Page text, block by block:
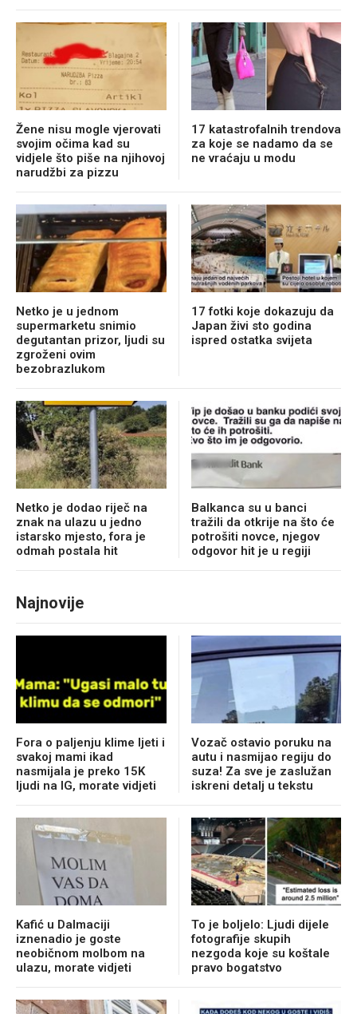
Žene nisu mogle vjerovati
svojim očima kad su
vidjele što piše na njihovoj
narudžbi za pizzu
17 katastrofalnih trendova
za koje se nadamo da se
ne vraćaju u modu
Netko je u jednom
supermarketu snimio
degutantan prizor, ljudi su
zgroženi ovim
bezobrazlukom
17 fotki koje dokazuju da
Japan živi sto godina
ispred ostatka svijeta
Netko je dodao riječ na
znak na ulazu u jedno
istarsko mjesto, fora je
odmah postala hit
Balkanca su u banci
tražili da otkrije na što će
potrošiti novce, njegov
odgovor hit je u regiji
Najnovije
Fora o paljenju klime ljeti i
svakoj mami ikad
nasmijala je preko 15K
ljudi na IG, morate vidjeti
Vozač ostavio poruku na
autu i nasmijao regiju do
suza! Za sve je zaslužan
iskreni detalj u tekstu
Kafić u Dalmaciji
iznenadio je goste
neobičnom molbom na
ulazu, morate vidjeti
To je boljelo: Ljudi dijele
fotografije skupih
nezgoda koje su koštale
pravo bogatstvo